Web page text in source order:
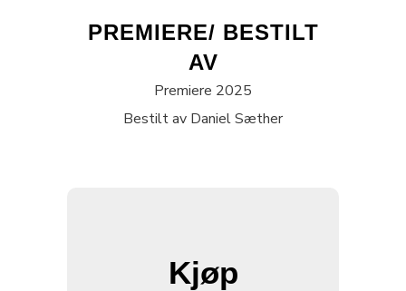
PREMIERE/ BESTILT
AV
Premiere 2025
Bestilt av Daniel Sæther
Kjøp